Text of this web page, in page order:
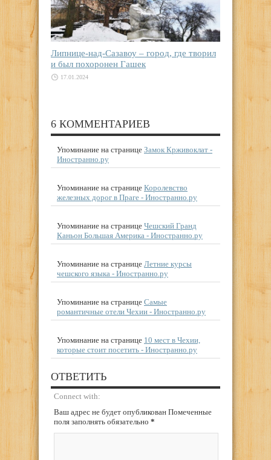
Липнице-над-Сазавоу – город, где творил
и был похоронен Гашек
17.01.2024
6 КОММЕНТАРИЕВ
Упоминание на странице Замок Крживоклат -
Иностранно.ру
Упоминание на странице Королевство
железных дорог в Праге - Иностранно.ру
Упоминание на странице Чешский Гранд
Каньон Большая Америка - Иностранно.ру
Упоминание на странице Летние курсы
чешского языка - Иностранно.ру
Упоминание на странице Самые
романтичные отели Чехии - Иностранно.ру
Упоминание на странице 10 мест в Чехии,
которые стоит посетить - Иностранно.ру
ОТВЕТИТЬ
Connect with:
Ваш адрес не будет опубликован Помеченные
поля заполнять обязательно *